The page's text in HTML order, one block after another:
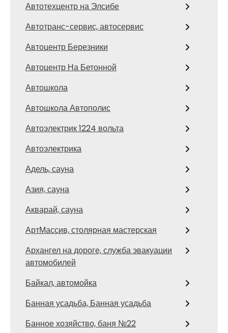
Автотехцентр на Элсибе
Автотранс-сервис, автосервис
Автоцентр Березники
Автоцентр На Бетонной
Автошкола
Автошкола Автополис
Автоэлектрик 1224 вольта
Автоэлектрика
Адель, сауна
Азия, сауна
Акварай, сауна
АртМассив, столярная мастерская
Архангел на дороге, служба эвакуации
автомобилей
Байкал, автомойка
Банная усадьба, Банная усадьба
Банное хозяйство, баня №22